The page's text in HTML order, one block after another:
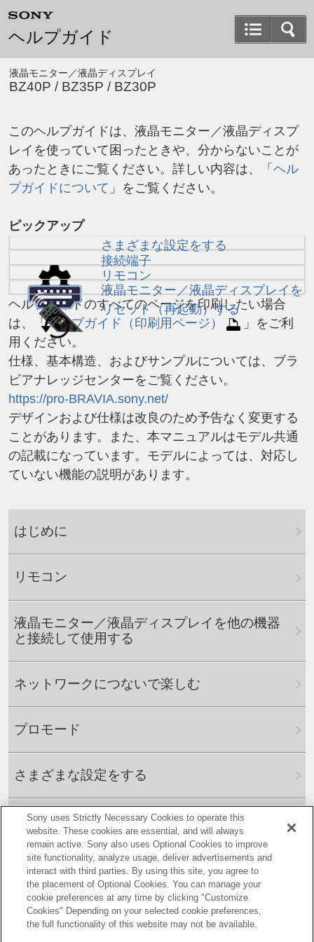
ヘルプガイド
液晶モニター／液晶ディスプレイ
BZ40P / BZ35P / BZ30P
このヘルプガイドは、 液晶モニター ／液晶ディスプ
レイ を使っていて困ったときや、分からないことが
あったときにご覧ください。詳しい内容は、「 ヘル
プガイドについて 」をご覧ください。
ピックアップ
さまざまな設定をする
接続端子
リモコン
液晶モニター ／液晶ディスプレイ を
リセット（再起動）する
ヘルプガイドのすべてのページを印刷したい場合
は、「ヘルプガイド （印刷用ページ）
」をご利
用ください。
仕様、基本構造、およびサンプルについては、ブラ
ビアナレッジセンターをご覧ください。
https://pro-BRAVIA.sony.net/
デザインおよび仕様は改良のため予告なく変更する
ことがあります。また、本マニュアルはモデル共通
の記載になっています。モデルによっては、対応し
ていない機能の説明があります。
はじめに
リモコン
液晶モニター／液晶ディスプレイを他の機器
と接続して使用する
ネットワークにつないで楽しむ
プロモード
さまざまな設定をする
プロ設定
操作機能
困ったときは
Sony uses Strictly Necessary Cookies to operate this
website. These cookies are essential, and will always
remain active. Sony also uses Optional Cookies to improve
site functionality, analyze usage, deliver advertisements and
interact with third parties. By using this site, you agree to
the placement of Optional Cookies. You can manage your
cookie preferences at any time by clicking "Customize
Cookies" Depending on your selected cookie preferences,
the full functionality of this website may not be available.